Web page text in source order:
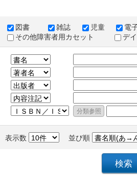
図書 雑誌 児童
電
その他障害者用カセット
デ
表示数 並び順